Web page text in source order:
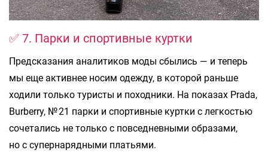
✅ 7. Парки и спортивные куртки
Предсказания аналитиков моды сбылись — и теперь
мы еще активнее носим одежду, в которой раньше
ходили только туристы и походники. На показах Prada,
Burberry, № 21 парки и спортивные куртки с легкостью
сочетались не только с повседневными образами,
но с супернарядными платьями.